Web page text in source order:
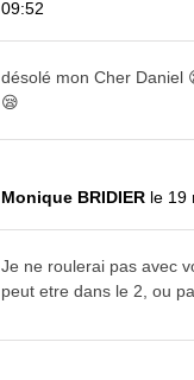
09:52
désolé mon Cher Daniel
😪
Monique BRIDIER le 19
Je ne roulerai pas avec
peut etre dans le 2, ou